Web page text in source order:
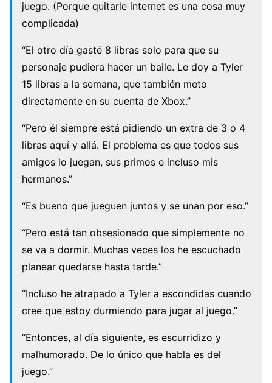
juego. (Porque quitarle internet es una cosa muy
complicada)
“El otro día gasté 8 libras solo para que su
personaje pudiera hacer un baile. Le doy a Tyler
15 libras a la semana, que también meto
directamente en su cuenta de Xbox.”
“Pero él siempre está pidiendo un extra de 3 o 4
libras aquí y allá. El problema es que todos sus
amigos lo juegan, sus primos e incluso mis
hermanos.”
“Es bueno que jueguen juntos y se unan por eso.”
“Pero está tan obsesionado que simplemente no
se va a dormir. Muchas veces los he escuchado
planear quedarse hasta tarde.”
“Incluso he atrapado a Tyler a escondidas cuando
cree que estoy durmiendo para jugar al juego.”
“Entonces, al día siguiente, es escurridizo y
malhumorado. De lo único que habla es del
juego.”